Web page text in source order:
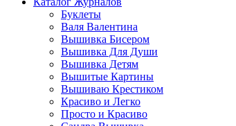
Буклеты
Валя Валентина
Вышивка Бисером
Вышивка Для Души
Вышивка Детям
Вышитые Картины
Вышиваю Крестиком
Красиво и Легко
Просто и Красиво